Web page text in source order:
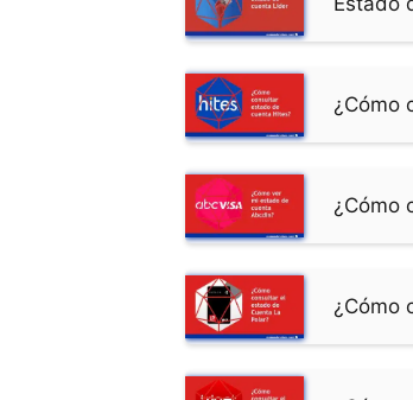
¿Cómo
¿Cómo
¿Cómo